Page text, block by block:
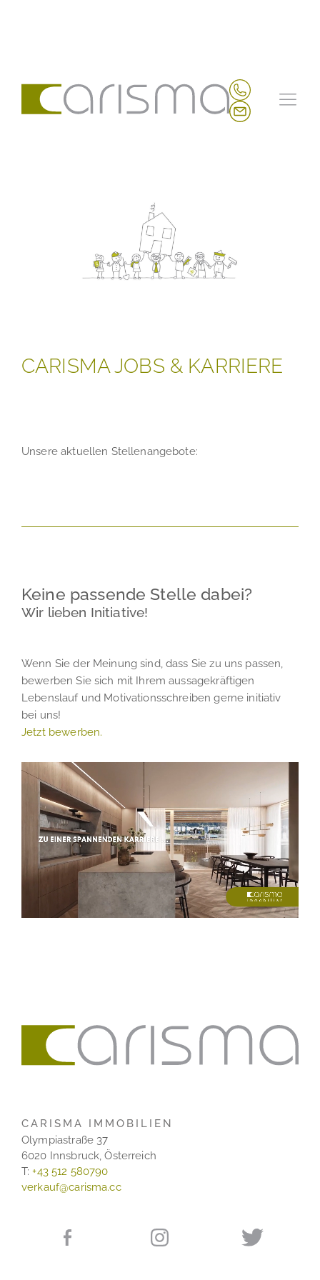
CARISMA JOBS & KARRIERE
Unsere aktuellen Stellenangebote:
Keine passende Stelle dabei?
Wir lieben Initiative!
Wenn Sie der Meinung sind, dass Sie zu uns passen,
bewerben Sie sich mit Ihrem aussagekräftigen
Lebenslauf und Motivationsschreiben gerne initiativ
bei uns!
Jetzt bewerben.
CARISMA IMMOBILIEN
Olympiastraße 37
6020 Innsbruck,Österreich
T:+43 512 580790
verkauf@carisma.cc